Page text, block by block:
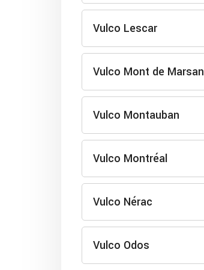
Vulco Lescar
Vulco Mont de Marsan
Vulco Montauban
Vulco Montréal
Vulco Nérac
Vulco Odos